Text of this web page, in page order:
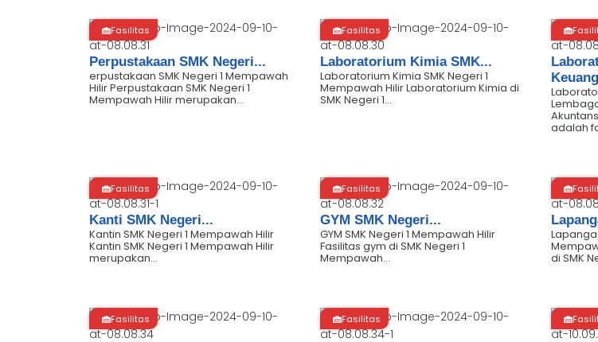
Fasilitas
Perpustakaan SMK Negeri...
erpustakaan SMK Negeri 1 Mempawah
Hilir Perpustakaan SMK Negeri 1
Mempawah Hilir merupakan...
Fasilitas
Laboratorium Kimia SMK...
Laboratorium Kimia SMK Negeri 1
Mempawah Hilir Laboratorium Kimia di
SMK Negeri 1...
adalah
Fasilitas
Kanti SMK Negeri...
Kantin SMK Negeri 1 Mempawah Hilir
Kantin SMK Negeri 1 Mempawah Hilir
merupakan...
Fasilitas
GYM SMK Negeri...
GYM SMK Negeri 1 Mempawah Hilir
Fasilitas gym di SMK Negeri 1
Mempawah... di SMK
Fasilitas Fasilitas